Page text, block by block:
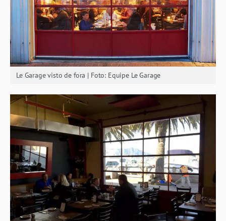
Le Garage visto de fora | Foto: Equipe Le Garage